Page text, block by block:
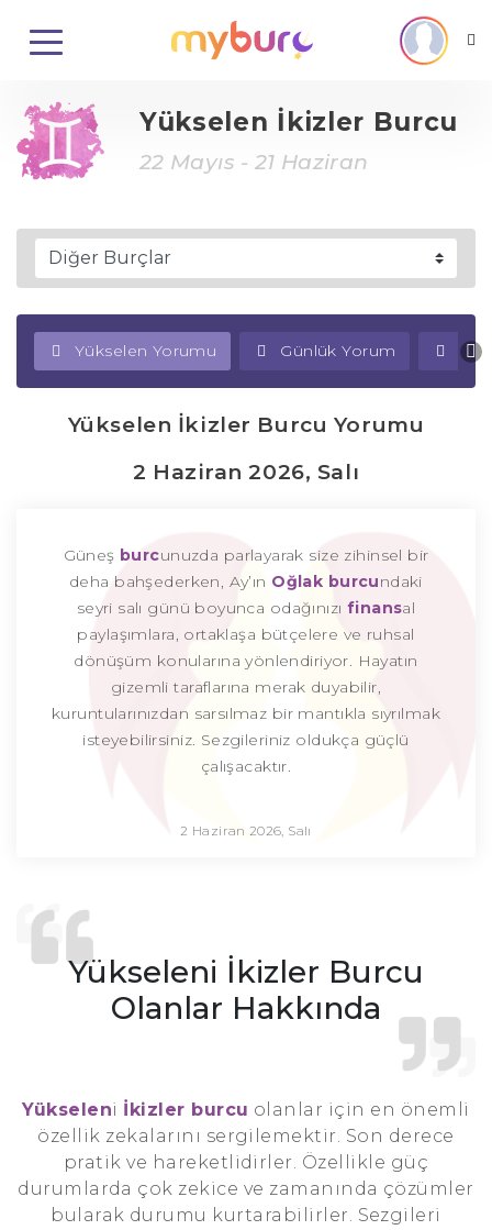
Yükselen İkizler Burcu
22 Mayıs - 21 Haziran
Yükselen Yorumu Günlük Yorum
Yükselen İkizler Burcu Yorumu
2 Haziran 2026, Salı
Güneş burcunuzda parlayarak size zihinsel bir
deha bahşederken, Ay’ın Oğlak burcundaki
seyri salı günü boyunca odağınızı finansal
paylaşımlara, ortaklaşa bütçelere ve ruhsal
dönüşüm konularına yönlendiriyor. Hayatın
gizemli taraflarına merak duyabilir,
kuruntularınızdan sarsılmaz bir mantıkla sıyrılmak
isteyebilirsiniz. Sezgileriniz oldukça güçlü
çalışacaktır.
2 Haziran 2026, Salı
Yükseleni İkizler Burcu
Olanlar Hakkında
Yükseleni İkizler burcu olanlar için en önemli
özellik zekalarını sergilemektir. Son derece
pratik ve hareketlidirler. Özellikle güç
durumlarda çok zekice ve zamanında çözümler
bularak durumu kurtarabilirler. Sezgileri